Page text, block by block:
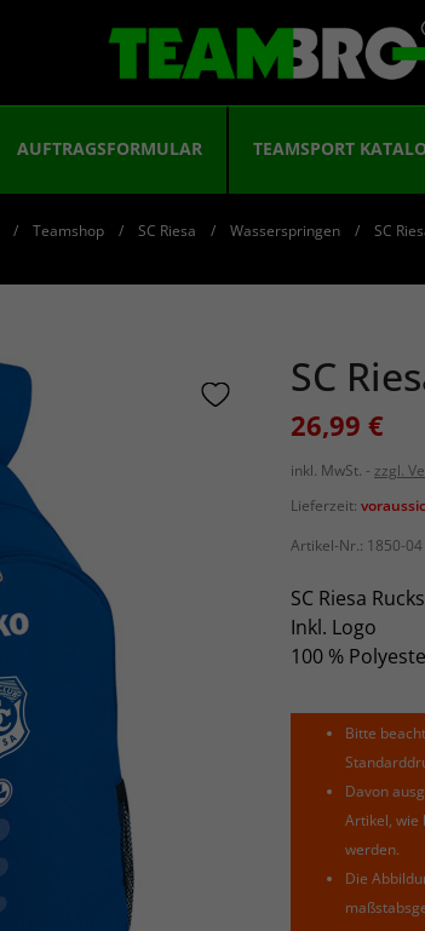
AUFTRAGSFORMULAR TEAMSPORT
Teamshop SC Riesa Wasserspringen SC
SC
26,99 €
inkl. MwSt.
zzgl.
Lieferzeit:
Artikel-Nr.: 1850-04
SC Riesa
Inkl. Logo
100 %
Bitte
Davon
Artikel, wie
werden.
Die